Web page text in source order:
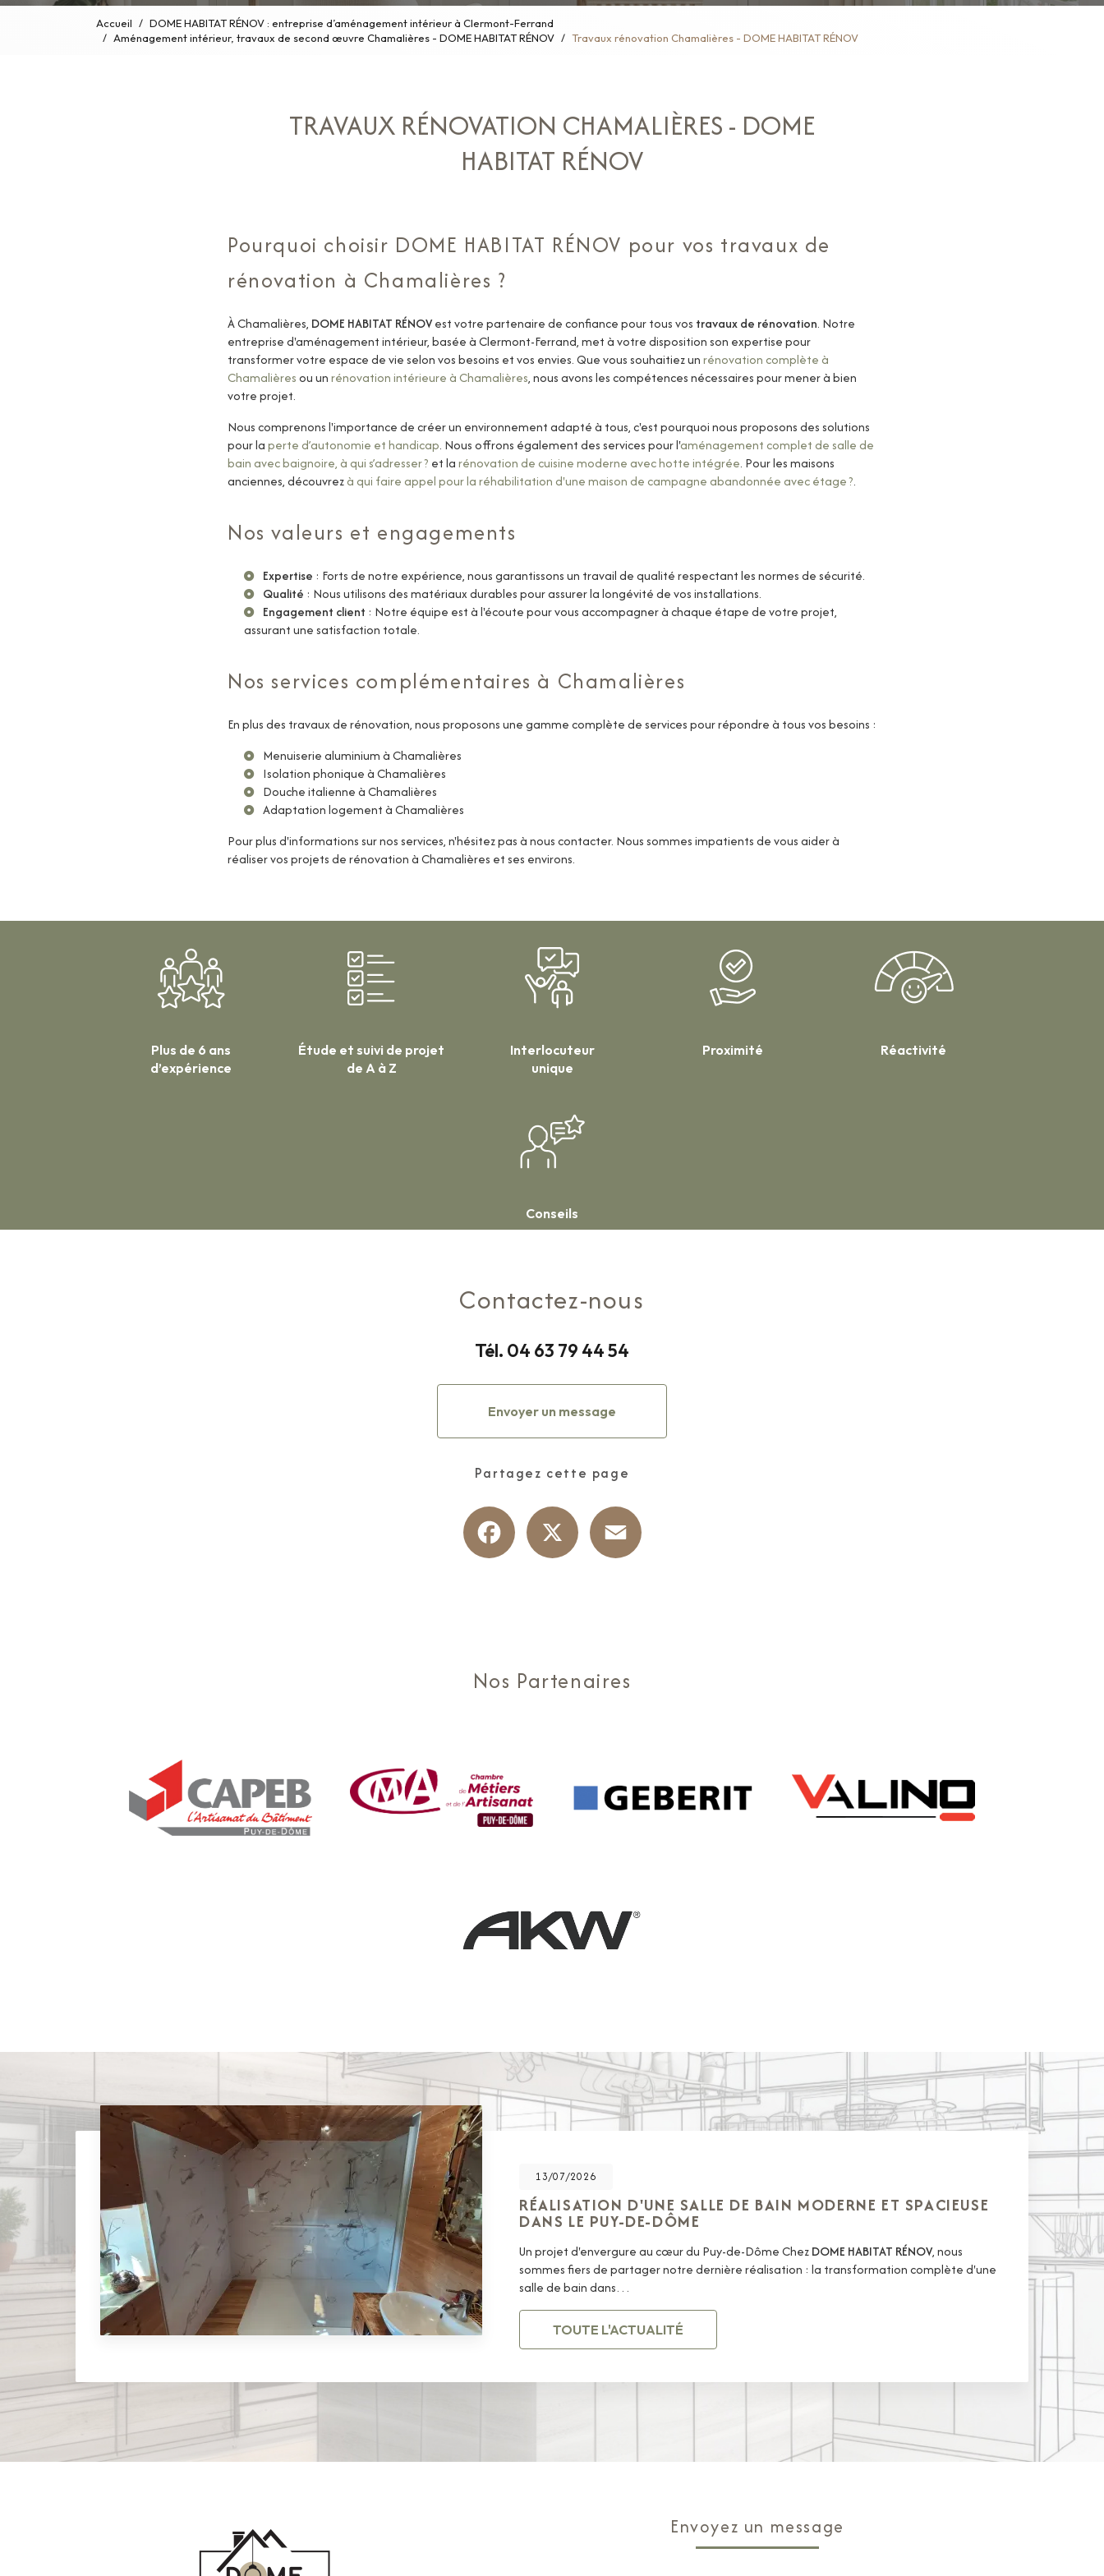
Accueil
DOME HABITAT RÉNOV : entreprise d’aménagement intérieur à Clermont-Ferrand
Aménagement intérieur, travaux de second œuvre Chamalières - DOME HABITAT RÉNOV
Travaux rénovation Chamalières - DOME HABITAT RÉNOV
TRAVAUX RÉNOVATION CHAMALIÈRES - DOME
HABITAT RÉNOV
Pourquoi choisir DOME HABITAT RÉNOV pour vos travaux de
rénovation à Chamalières ?
À Chamalières, DOME HABITAT RÉNOVest votre partenaire de confiance pour tous vos travaux de rénovation. Notre
entreprise d'aménagement intérieur, basée à Clermont-Ferrand, met à votre disposition son expertise pour
transformer votre espace de vie selon vos besoins et vos envies. Que vous souhaitiez unrénovation complète à
Chamalièresou unrénovation intérieure à Chamalières, nous avons les compétences nécessaires pour mener à bien
votre projet.
Nous comprenons l'importance de créer un environnement adapté à tous, c'est pourquoi nous proposons des solutions
pour laperte d’autonomie et handicap. Nous offrons également des services pour l'aménagement complet de salle de
bain avec baignoire, à qui s’adresser ? et larénovation de cuisine moderne avec hotte intégrée. Pour les maisons
anciennes, découvrezà qui faire appel pour la réhabilitation d'une maison de campagne abandonnée avec étage ?.
Nos valeurs et engagements
Expertise : Forts de notre expérience, nous garantissons un travail de qualité respectant les normes de sécurité.
Qualité : Nous utilisons des matériaux durables pour assurer la longévité de vos installations.
Engagement client : Notre équipe est à l'écoute pour vous accompagner à chaque étape de votre projet,
assurant une satisfaction totale.
Nos services complémentaires à Chamalières
En plus des travaux de rénovation, nous proposons une gamme complète de services pour répondre à tous vos besoins :
Menuiserie aluminium à Chamalières
Isolation phonique à Chamalières
Douche italienne à Chamalières
Adaptation logement à Chamalières
Pour plus d'informations sur nos services, n'hésitez pas à nous contacter. Nous sommes impatients de vous aider à
réaliser vos projets de rénovation à Chamalières et ses environs.
Plus de 6 ans
d’expérience
Étude et suivi de projet
de A à Z
Interlocuteur
unique
Proximité Réactivité
Conseils
Contactez-nous
Tél. 04 63 79 44 54
Envoyer un message
Partagez cette page
Facebook
Nos Partenaires
13/07/2026
RÉALISATION D'UNE SALLE DE BAIN MODERNE ET SPACIEUSE
DANS LE PUY-DE-DÔME
Un projet d'envergure au cœur du Puy-de-Dôme ChezDOME HABITAT RÉNOV, nous
sommes fiers de partager notre dernière réalisation : la transformation complète d'une
salle de bain dans…
TOUTE L'ACTUALITÉ
Envoyez un message